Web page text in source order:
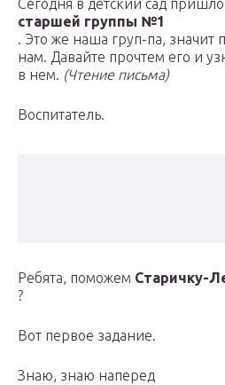
Сегодня в детский сад
старшей группы №1
. Это же наша груп-па, значит
нам. Давайте прочтем его и
в нем. (Чтение письма)
Воспитатель.
Ребята, поможем Старичку-
?
Вот первое задание.
Знаю, знаю наперед